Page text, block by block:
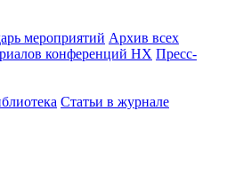
мероприятий Архив всех
конференций НХ Пресс-
Статьи в журнале